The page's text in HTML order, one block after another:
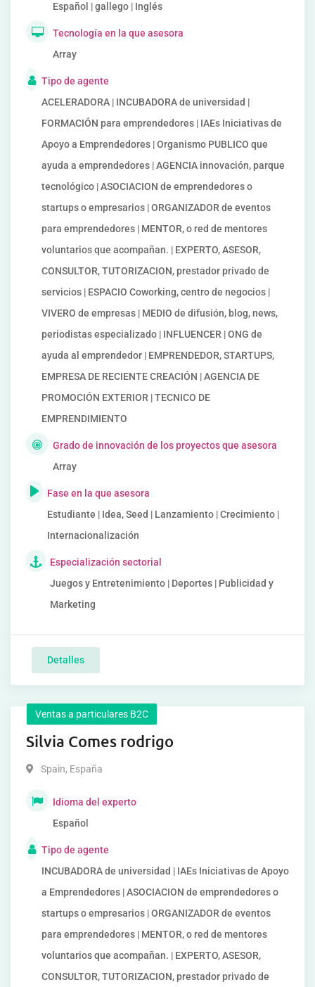
Español | gallego | Inglés
Tecnología en la que asesora
Array
Tipo de agente
ACELERADORA | INCUBADORA de universidad |
FORMACIÓN para emprendedores | IAEs Iniciativas de
Apoyo a Emprendedores | Organismo PUBLICO que
ayuda a emprendedores | AGENCIA innovación, parque
tecnológico | ASOCIACION de emprendedores o
startups o empresarios | ORGANIZADOR de eventos
para emprendedores | MENTOR, o red de mentores
voluntarios que acompañan. | EXPERTO, ASESOR,
CONSULTOR, TUTORIZACION, prestador privado de
servicios | ESPACIO Coworking, centro de negocios |
VIVERO de empresas | MEDIO de difusión, blog, news,
periodistas especializado | INFLUENCER | ONG de
ayuda al emprendedor | EMPRENDEDOR, STARTUPS,
EMPRESA DE RECIENTE CREACIÓN | AGENCIA DE
PROMOCIÓN EXTERIOR | TECNICO DE
EMPRENDIMIENTO
Grado de innovación de los proyectos que asesora
Array
Fase en la que asesora
Estudiante | Idea, Seed | Lanzamiento | Crecimiento |
Internacionalización
Especialización sectorial
Juegos y Entretenimiento | Deportes | Publicidad y
Marketing
Detalles
Ventas a particulares B2C
Silvia Comes rodrigo
Spain, España
Idioma del experto
Español
Tipo de agente
INCUBADORA de universidad | IAEs Iniciativas de Apoyo
a Emprendedores | ASOCIACION de emprendedores o
startups o empresarios | ORGANIZADOR de eventos
para emprendedores | MENTOR, o red de mentores
voluntarios que acompañan. | EXPERTO, ASESOR,
CONSULTOR, TUTORIZACION, prestador privado de